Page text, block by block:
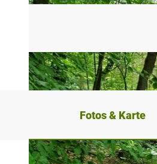
Fotos & Karte